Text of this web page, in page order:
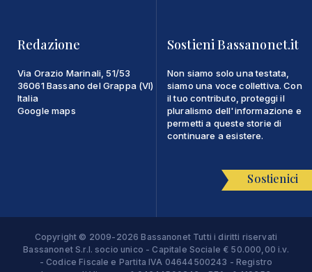
Redazione
Via Orazio Marinali, 51/53
36061 Bassano del Grappa (VI)
Italia
Google maps
Sostieni Bassanonet.it
Non siamo solo una testata,
siamo una voce collettiva. Con
il tuo contributo, proteggi il
pluralismo dell'informazione e
permetti a queste storie di
continuare a esistere.
Sostienici
Copyright © 2009-2026 Bassanonet Tutti i diritti riservati
Bassanonet S.r.l. socio unico - Capitale Sociale € 50.000,00 i.v.
- Codice Fiscale e Partita IVA 04644500243 - Registro